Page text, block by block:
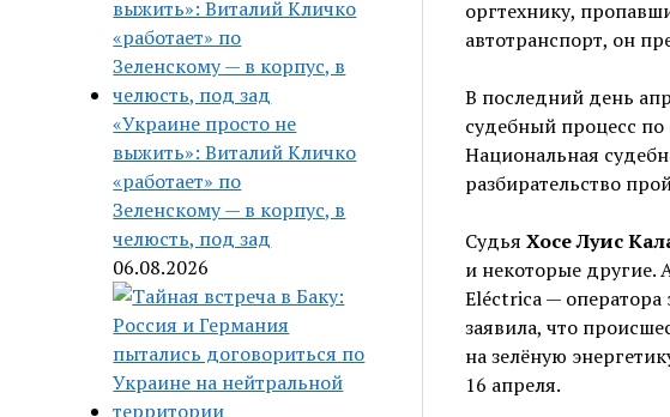
«Украине просто не
выжить»: Виталий Кличко
«работает» по
Зеленскому — в корпус, в
челюсть, под зад
06.08.2026
оргтехнику,
автотранспорт, он
В последний день
судебный процесс по
Национальная
разбирательство
Судья Хосе Луис
и некоторые другие.
Eléctrica — оператора
заявила, что
на зелёную
16 апреля.